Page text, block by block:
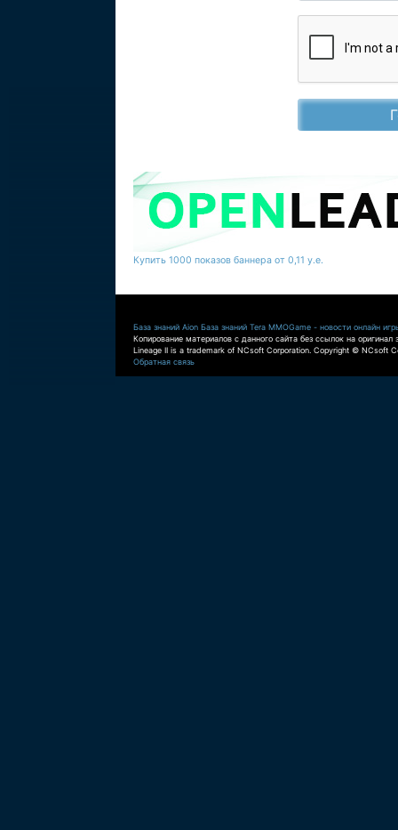
Купить 1000 показов баннера от 0,11 у.е.
База знаний Aion База знаний Tera MMOGame - новости онлайн
Копирование материалов с данного сайта без ссылок на оригинал
Lineage II is a trademark of NCsoft Corporation. Copyright © NCsoft
Обратная связь